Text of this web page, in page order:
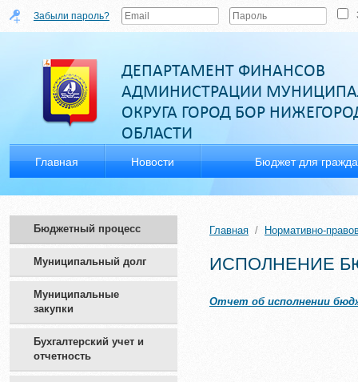
Бюджетный процесс
Муниципальный долг
Муниципальные
закупки
Бухгалтерский учет и
отчетность
Главная / Нормативно-
ИСПОЛНЕНИЕ
Отчет об исполнении
Забыли пароль?
ДЕПАРТАМЕНТ ФИНАНСОВ
АДМИНИСТРАЦИИ
ОКРУГА ГОРОД БОР
ОБЛАСТИ
Главная Новости Бюджет для